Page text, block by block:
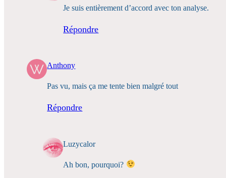
Je suis entièrement d’accord avec ton analyse.
Répondre
Anthony
Pas vu, mais ça me tente bien malgré tout
Répondre
Luzycalor
Ah bon, pourquoi?